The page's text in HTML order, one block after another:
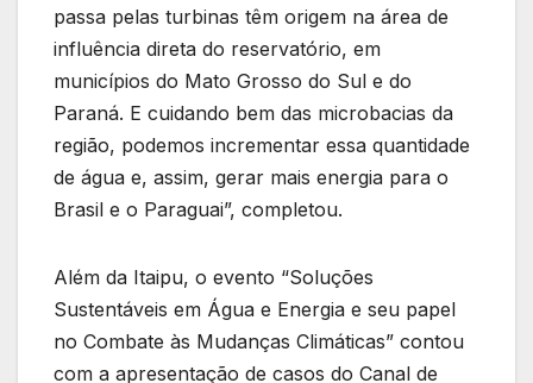
passa pelas turbinas têm origem na área de
influência direta do reservatório, em
municípios do Mato Grosso do Sul e do
Paraná. E cuidando bem das microbacias da
região, podemos incrementar essa quantidade
de água e, assim, gerar mais energia para o
Brasil e o Paraguai”, completou.
Além da Itaipu, o evento “Soluções
Sustentáveis em Água e Energia e seu papel
no Combate às Mudanças Climáticas” contou
com a apresentação de casos do Canal de